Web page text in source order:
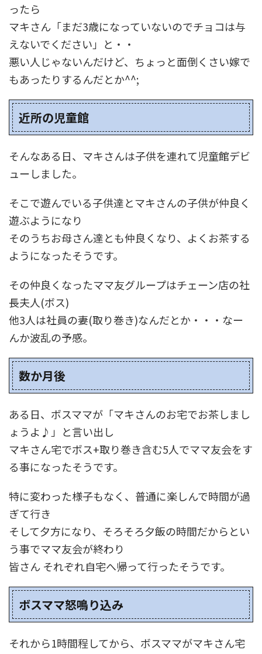
ったら
マキさん「まだ3歳になっていないのでチョコは与
えないでください」と・・
悪い人じゃないんだけど、ちょっと面倒くさい嫁で
もあったりするんだとか^^;
近所の児童館
そんなある日、マキさんは子供を連れて児童館デビ
ューしました。
そこで遊んでいる子供達とマキさんの子供が仲良く
遊ぶようになり
そのうちお母さん達とも仲良くなり、よくお茶する
ようになったそうです。
その仲良くなったママ友グループはチェーン店の社
長夫人(ボス)
他3人は社員の妻(取り巻き)なんだとか・・・なー
んか波乱の予感。
数か月後
ある日、ボスママが「マキさんのお宅でお茶しまし
ょうよ♪」と言い出し
マキさん宅でボス+取り巻き含む5人でママ友会をす
る事になったそうです。
特に変わった様子もなく、普通に楽しんで時間が過
ぎて行き
そして夕方になり、そろそろ夕飯の時間だからとい
う事でママ友会が終わり
皆さん それぞれ自宅へ帰って行ったそうです。
ボスママ怒鳴り込み
それから1時間程してから、ボスママがマキさん宅